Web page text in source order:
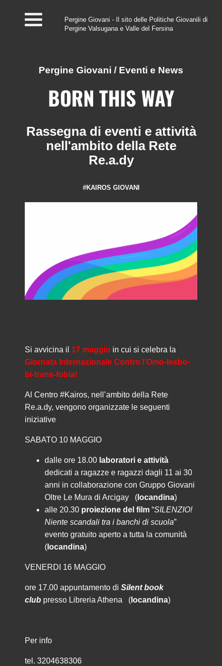
#InfoPoint
Centro #Kairos
del Fersina
Eventi e News
Pergine Giovani - Il sito delle Politiche Giovanili di
Pergine Valsugana e Valle del Fersina
Pergine Giovani / Eventi e News
BORN THIS WAY
Rassegna di eventi e attività
nell'ambito della Rete
Re.a.dy
#KAIROS GIOVANI
Si avvicina il 17 maggio in cui si celebra la
Giornata Internazionale Contro l’Omo-lesbo-
bi-trans-fobia!
Al Centro #Kairos, nell’ambito della Rete
Re.a.dy, vengono organizzate le seguenti
iniziative
SABATO 10 MAGGIO
dalle ore 18.00 laboratori e attività
dedicati a ragazze e ragazzi dagli 11 ai 30
anni in collaborazione con Gruppo Giovani
Oltre Le Mura di Arcigay ( locandina)
alle 20.30 proiezione del film “SILENZIO!
Niente scandali tra i banchi di scuola”
evento gratuito aperto a tutta la comunità
( locandina)
VENERDI 16 MAGGIO
ore 17.00 appuntamento di Silent book
club presso Libreria Athena ( locandina)
Per info
tel. 3204638306